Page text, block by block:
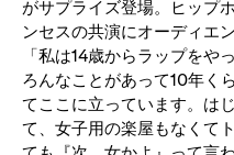
がサプライズ登場。ヒップ
ンセスの共演にオーディエ
「私は14歳からラップを
ろんなことがあって10年く
てここに立っています。は
て、女子用の楽屋もなくて